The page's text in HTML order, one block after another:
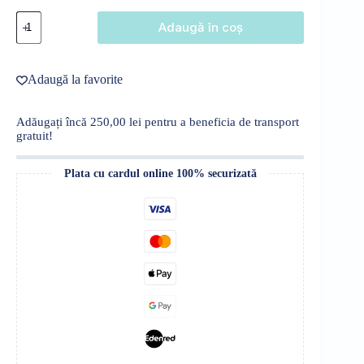
Cantitate
Pantaloni
scurți,
Adaugă în coș
Adaugă la favorite
Adăugați încă 250,00 lei pentru a beneficia de transport
gratuit!
Plata cu cardul online 100% securizată